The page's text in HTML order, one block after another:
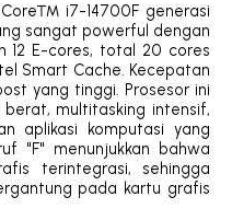
i7-14700F generasi
sangat powerful dengan
12 E-cores, total 20 cores
Smart Cache. Kecepatan
yang tinggi. Prosesor ini
multitasking intensif,
aplikasi komputasi yang
"F" menunjukkan bahwa
terintegrasi, sehingga
pada kartu grafis